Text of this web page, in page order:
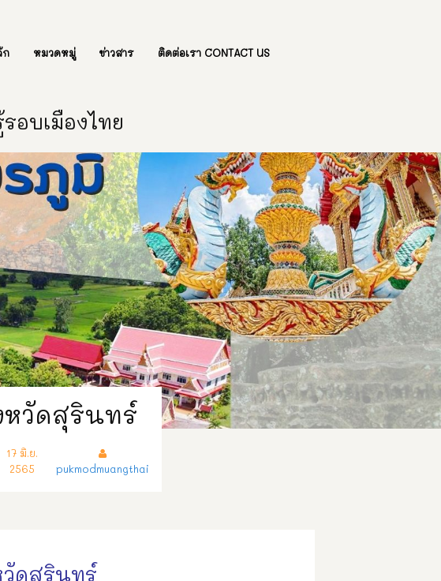
ก หมวดหมู่ ข่าวสาร ติดต่อเรา CONTACT US
อบเมืองไทย
หวัดสุรินทร์
17 มิ.ย.
2565
pukmodmuangthai
วัดสุรินทร์